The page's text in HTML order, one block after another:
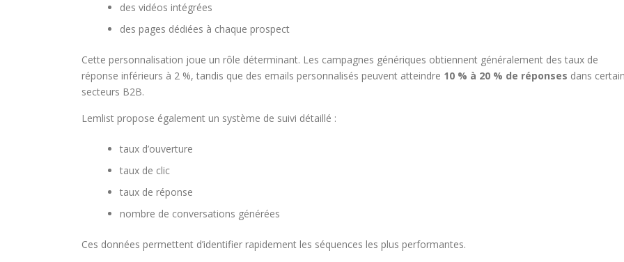
des vidéos intégrées
des pages dédiées à chaque prospect
Cette personnalisation joue un rôle déterminant. Les campagnes génériques obtiennent généralement des taux de
réponse inférieurs à 2 %, tandis que des emails personnalisés peuvent atteindre 10 % à 20 % de réponses dans
secteurs B2B.
Lemlist propose également un système de suivi détaillé :
taux d’ouverture
taux de clic
taux de réponse
nombre de conversations générées
Ces données permettent d’identifier rapidement les séquences les plus performantes.